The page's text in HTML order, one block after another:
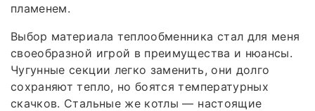
пламенем.
Выбор материала теплообменника стал для меня
своеобразной игрой в преимущества и нюансы.
Чугунные секции легко заменить, они долго
сохраняют тепло, но боятся температурных
скачков. Стальные же котлы — настоящие